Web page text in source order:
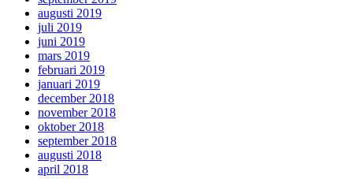
augusti 2019
juli 2019
juni 2019
mars 2019
februari 2019
januari 2019
december 2018
november 2018
oktober 2018
september 2018
augusti 2018
april 2018